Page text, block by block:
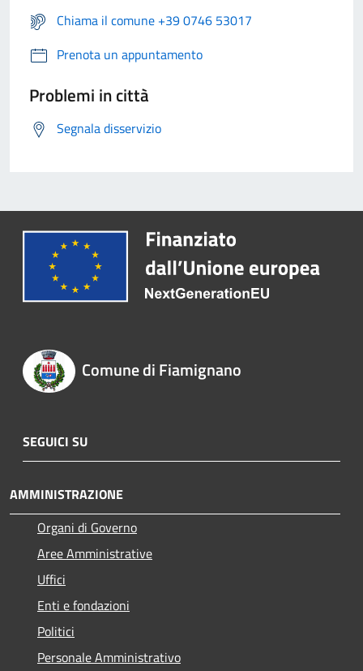
Chiama il comune +39 0746 53017
Prenota un appuntamento
Problemi in città
Segnala disservizio
Comune di Fiamignano
SEGUICI SU
AMMINISTRAZIONE
Organi di Governo
Aree Amministrative
Uffici
Enti e fondazioni
Politici
Personale Amministrativo